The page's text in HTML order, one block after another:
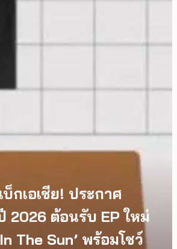
กเอเชีย! ประกาศ
2026 ต้อนรับ EP ใหม่
The Sun’ พร้อมโชว์
Interview]